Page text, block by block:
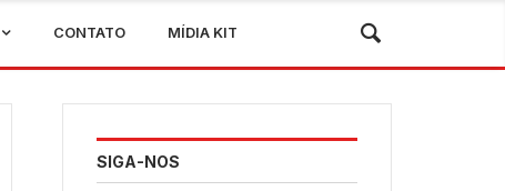
CONTATO MÍDIA KIT
SIGA-NOS